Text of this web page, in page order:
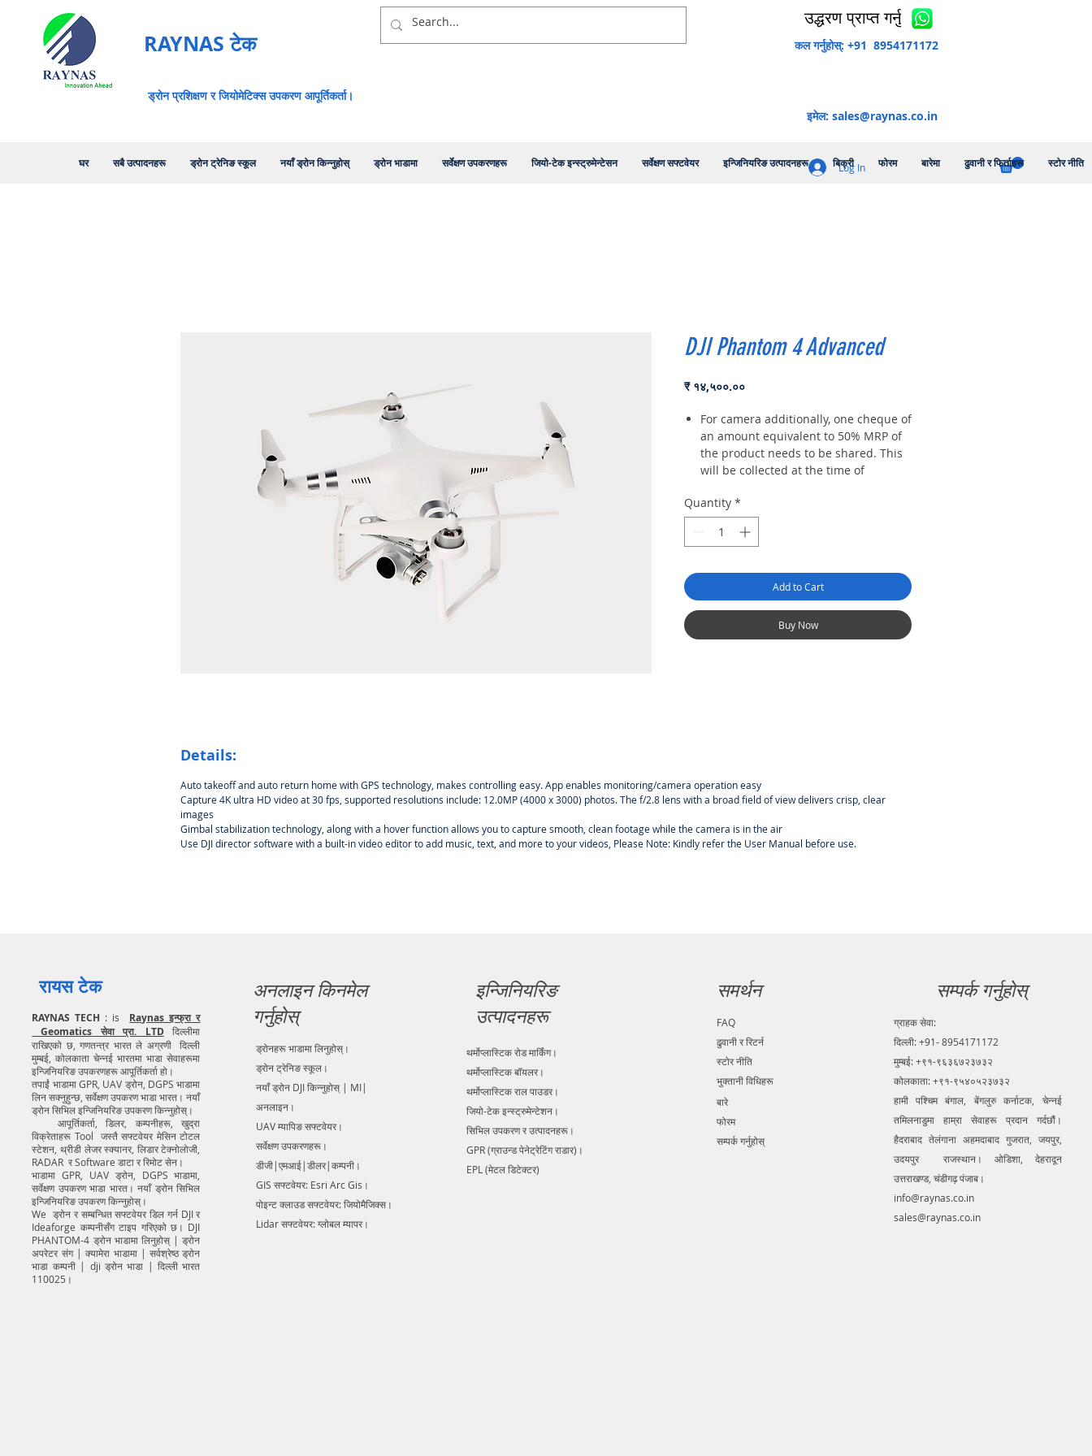
घर सबै उत्पादनहरू ड्रोन ट्रेनिङ स्कूल नयाँ ड्रोन किन्नुहोस् ड्रोन भाडामा सर्वेक्षण उपकरणहरू जियो-टेक इन्स्ट्रुमेन्टेसन सर्वेक्षण सफ्टवेयर इन्जिनियरिङ उत्पादनहरू बिक्री फोरम बारेमा ढुवानी र फिर्ताहरू स्टोर नीति
RAYNAS टेक
ड्रोन प्रशिक्षण र जियोमेटिक्स उपकरण आपूर्तिकर्ता।
उद्धरण प्राप्त गर्नुहोस्
कल गर्नुहोस्: +91 8954171172
इमेल: sales@raynas.co.in
Log In
DJI Phantom 4 Advanced
₹ १४,५००.००Price
For camera additionally, one cheque of
an amount equivalent to 50% MRP of
the product needs to be shared. This
will be collected at the time of
Order received shall be confirmed
within 2 hrs of payment and
document receipt.
original aadhar card and one more ID
proof such as driving license, pan
card, voter id or passport.
Late return charges - Customer can
return till the next day at 12 pm. After
Quantity *
Add to Cart
Buy Now
Details:
Auto takeoff and auto return home with GPS technology, makes controlling easy. App enables monitoring/camera operation easy
Capture 4K ultra HD video at 30 fps, supported resolutions include: 12.0MP (4000 x 3000) photos. The f/2.8 lens with a broad field of view delivers crisp, clear
images
Gimbal stabilization technology, along with a hover function allows you to capture smooth, clean footage while the camera is in the air
Use DJI director software with a built-in video editor to add music, text, and more to your videos, Please Note: Kindly refer the User Manual before use.
रायस टेक
RAYNAS TECH : is Raynas इन्फ्रा र
Geomatics सेवा प्रा. LTDदिल्लीमा
राखिएको छ, गणतन्त्र भारत ले अग्रणी दिल्ली
मुम्बई, कोलकाता चेन्नई भारतमा भाडा सेवाहरूमा
इन्जिनियरिङ उपकरणहरू आपूर्तिकर्ता हो।
तपाईं भाडामा GPR, UAV ड्रोन, DGPS भाडामा
लिन सक्नुहुन्छ, सर्वेक्षण उपकरण भाडा भारत। नयाँ
ड्रोन सिभिल इन्जिनियरिङ उपकरण किन्नुहोस्।
आपूर्तिकर्ता, डिलर, कम्पनीहरू, खुद्रा
विक्रेताहरू Tool जस्तै सफ्टवेयर मेसिन टोटल
स्टेशन, थ्रीडी लेजर स्क्यानर, लिडार टेक्नोलोजी,
RADAR र Software डाटा र रिमोट सेन।
भाडामा GPR, UAV ड्रोन, DGPS भाडामा,
सर्वेक्षण उपकरण भाडा भारत। नयाँ ड्रोन सिभिल
इन्जिनियरिङ उपकरण किन्नुहोस्।
We ड्रोन र सम्बन्धित सफ्टवेयर डिल गर्न DJI र
Ideaforge कम्पनीसँग टाइप गरिएको छ। DJI
PHANTOM-4 ड्रोन भाडामा लिनुहोस् | ड्रोन
अपरेटर संग | क्यामेरा भाडामा | सर्वश्रेष्ठ ड्रोन
भाडा कम्पनी | dji ड्रोन भाडा | दिल्ली भारत
110025।
अनलाइन किनमेल
गर्नुहोस्
ड्रोनहरू भाडामा लिनुहोस्।
ड्रोन ट्रेनिङ स्कूल।
नयाँ ड्रोन DJI किन्नुहोस् | MI|
अनलाइन।
UAV म्यापिङ सफ्टवेयर।
सर्वेक्षण उपकरणहरू।
डीजी|एमआई|डीलर|कम्पनी।
GIS सफ्टवेयर: Esri Arc Gis।
पोइन्ट क्लाउड सफ्टवेयर: जियोमैजिक्स।
Lidar सफ्टवेयर: ग्लोबल म्यापर।
इन्जिनियरिङ
उत्पादनहरू
थर्मोप्लास्टिक रोड मार्किंग।
थर्मोप्लास्टिक बॉयलर।
थर्मोप्लास्टिक राल पाउडर।
जियो-टेक इन्स्ट्रुमेन्टेशन।
सिभिल उपकरण र उत्पादनहरू।
GPR (ग्राउन्ड पेनेट्रेटिंग राडार)।
EPL (मेटल डिटेक्टर)
समर्थन
FAQ
ढुवानी र रिटर्न
स्टोर नीति
भुक्तानी विधिहरू
बारे
फोरम
सम्पर्क गर्नुहोस्
सम्पर्क गर्नुहोस्
ग्राहक सेवा:
दिल्ली: +91- 8954171172
मुम्बई: +९१-९६३६७२३७३२
कोलकाता: +९१-९५४०५२३७३२
हामी पश्चिम बंगाल, बेंगलुरु कर्नाटक, चेन्नई
तमिलनाडुमा हाम्रा सेवाहरू प्रदान गर्दछौं।
हैदराबाद तेलंगाना अहमदाबाद गुजरात, जयपुर,
उदयपुर राजस्थान। ओडिशा, देहरादून
उत्तराखण्ड, चंडीगढ़ पंजाब।
info@raynas.co.in
sales@raynas.co.in